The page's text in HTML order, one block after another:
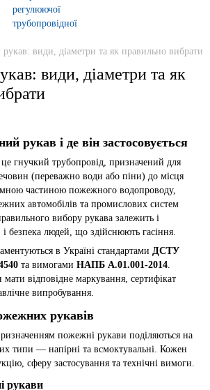
види, діаметри та як правильно вибрати
види, діаметри та як
рукав і де він застосовується
гнучкий трубопровід, призначений для
(переважно води або піни) до місця
частиною пожежного водопроводу,
автомобілів та промислових систем
вибору рукава залежить і
і безпека людей, що здійснюють гасіння.
в Україні стандартами ДСТУ
та вимогами НАПБ А.01.001-2014.
відповідне маркування, сертифікат
випробування.
рукавів
пожежні рукави поділяються на
типи — напірні та всмоктувальні. Кожен
сферу застосування та технічні вимоги.
рукави